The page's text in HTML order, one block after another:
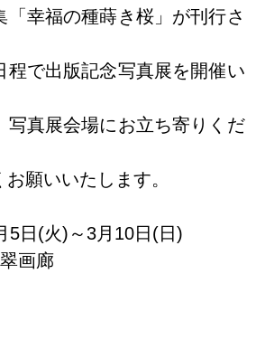
「幸福の種蒔き桜」が刊行さ
で出版記念写真展を開催い
写真展会場にお立ち寄りくだ
願いいたします。
(火)～3月10日(日)
画廊